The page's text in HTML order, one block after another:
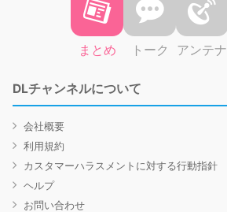
まとめ トーク アンテナ
DLチャンネルについて
会社概要
利用規約
カスタマーハラスメントに対する行動指針
ヘルプ
お問い合わせ